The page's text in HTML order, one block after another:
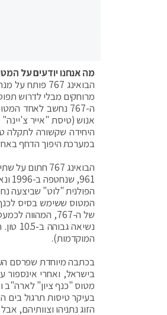
מה אנחנו יודעים על
מרוחקים מבלי לדרוש תפוסת נוסעים גדולה דוגמת ה-
במערכת היפוך הדחף
הבואינג 767
הפולנית "לוט" שביצעה
המוקדמות).
בישראל, ואחרי אינספור
בעיקר טיסות תרגול בים
הזוג נתניהו וצוותיהם,